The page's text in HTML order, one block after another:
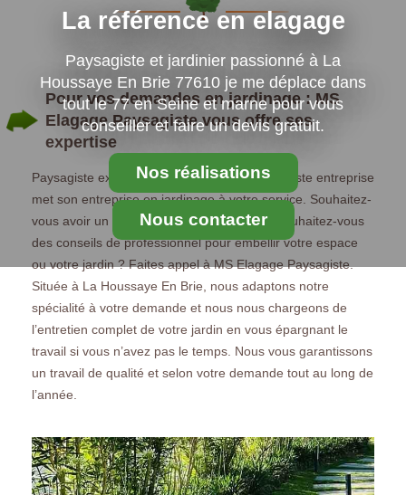
La référence en elagage
Paysagiste et jardinier passionné à La
Houssaye En Brie 77610 je me déplace dans
tout le 77 en Seine et marne pour vous
conseiller et faire un devis gratuit.
Nos réalisations
Nous contacter
Pour vos demandes en jardinage : MS
Elagage Paysagiste vous offre ses
expertise
Paysagiste expérimenté, MS Elagage Paysagiste entreprise
met son entreprise en jardinage à votre service. Souhaitez-
vous avoir un entretien pour votre jardin ? Souhaitez-vous
des conseils de professionnel pour embellir votre espace
ou votre jardin ? Faites appel à MS Elagage Paysagiste.
Située à La Houssaye En Brie, nous adaptons notre
spécialité à votre demande et nous nous chargeons de
l’entretien complet de votre jardin en vous épargnant le
travail si vous n’avez pas le temps. Nous vous garantissons
un travail de qualité et selon votre demande tout au long de
l’année.